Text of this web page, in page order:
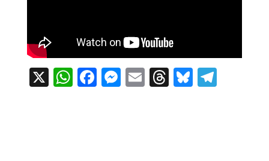
X WhatsApp
Facebook
Messenger
EmailThreads
Bluesky